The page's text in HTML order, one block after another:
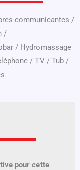
communicantes /
/
/ Hydromassage
/ TV / Tub /
pour cette